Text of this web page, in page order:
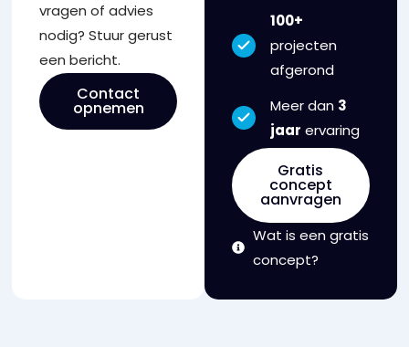
vragen of advies
nodig? Stuur gerust
een bericht.
Contact
opnemen
100+
projecten
afgerond
Meer dan 3
jaar ervaring
Gratis
concept
aanvragen
Wat is een gratis
concept?